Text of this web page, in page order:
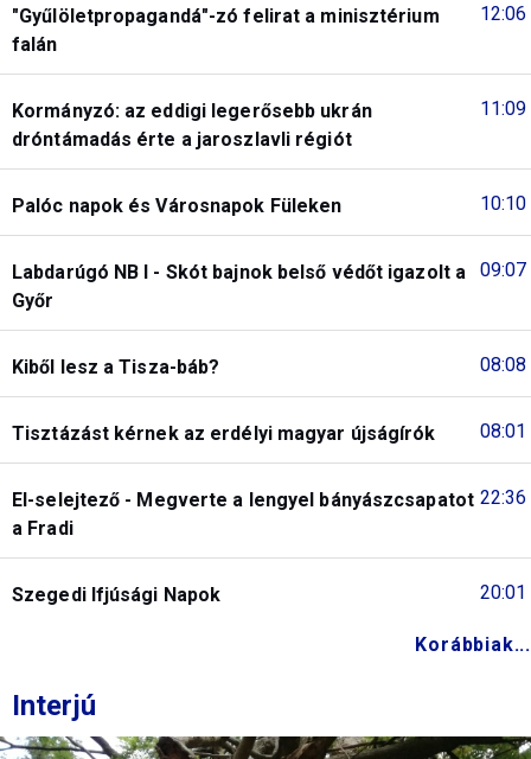
12:06
"Gyűlöletpropagandá"-zó felirat a minisztérium
falán
11:09
Kormányzó: az eddigi legerősebb ukrán
dróntámadás érte a jaroszlavli régiót
10:10
Palóc napok és Városnapok Füleken
09:07
Labdarúgó NB I - Skót bajnok belső védőt igazolt a
Győr
08:08
Kiből lesz a Tisza-báb?
08:01
Tisztázást kérnek az erdélyi magyar újságírók
22:36
El-selejtező - Megverte a lengyel bányászcsapatot
a Fradi
20:01
Szegedi Ifjúsági Napok
Korábbiak...
Interjú